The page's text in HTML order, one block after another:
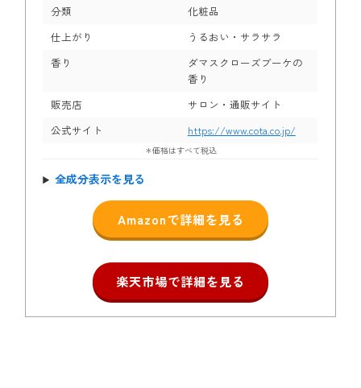
分類
化粧品
仕上がり
うるおい・サラサラ
香り
ダマスクローズブーケの
香り
販売店
サロン・通販サイト
公式サイト
https://www.cota.co.jp/
＊価格はすべて税込
全成分表示を見る
Amazonで詳細を見る
楽天市場で詳細を見る